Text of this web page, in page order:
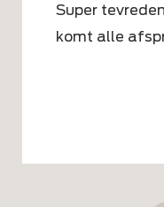
Super
komt alle